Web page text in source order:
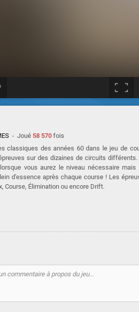
- Joué 58 570fois
classiques des années 60 dans le jeu de
sur des dizaines de circuits
vous aurez le niveau nécessaire
d'essence après chaque course ! Les
Course, Élimination ou encore Drift.